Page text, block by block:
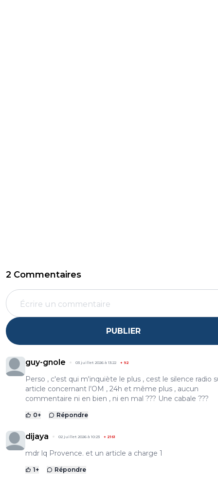
2 Commentaires
PUBLIER
guy-gnole 03 juillet 2026 à 13:22 + 92
Perso , c'est qui m'inquiète le plus , cest le silence radio
article concernant l’OM , 24h et même plus , aucun
commentaire ni en bien , ni en mal ??? Une cabale ???
0+ Répondre
dijaya 02 juillet 2026 à 10:23 + 2161
mdr lq Provence. et un article a charge 1
1+ Répondre